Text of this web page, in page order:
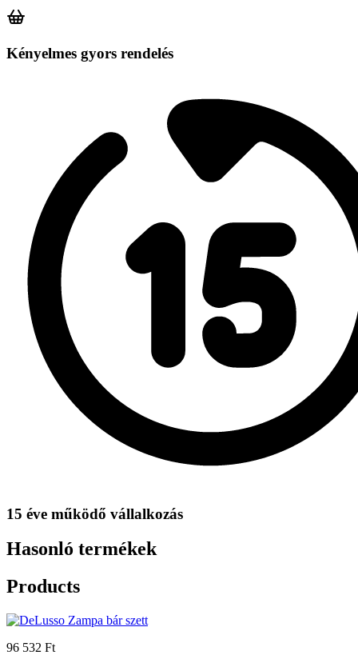
Kényelmes gyors rendelés
15 éve működő vállalkozás
Hasonló termékek
Products
96 532 Ft